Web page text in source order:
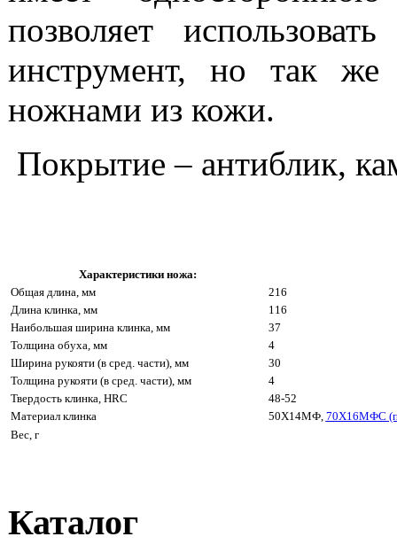
позволяет
инструмент, но так же
ножнами из кожи.
Покрытие – антиблик,
Характеристики ножа:
Общая длина, мм
216
Длина клинка, мм
116
Наибольшая ширина клинка, мм
37
Толщина обуха, мм
4
Ширина рукояти (в сред. части), мм
30
Толщина рукояти (в сред. части), мм
4
Твердость клинка, HRC
48-52
Материал клинка
50Х14МФ, 70Х16МФС
Вес, г
Каталог